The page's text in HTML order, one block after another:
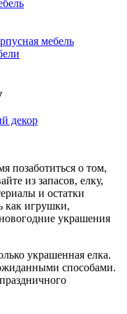
мебель
декор
позаботиться о том,
из запасов, елку,
и остатки
как игрушки,
украшения
украшенная елка.
способами.